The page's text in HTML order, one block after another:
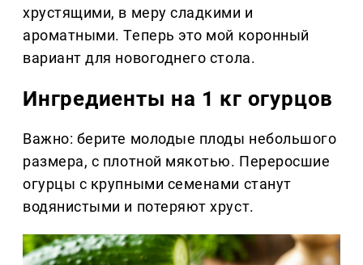
хрустящими, в меру сладкими и
ароматными. Теперь это мой коронный
вариант для новогоднего стола.
Ингредиенты на 1 кг огурцов
Важно: берите молодые плоды небольшого
размера, с плотной мякотью. Переросшие
огурцы с крупными семенами станут
водянистыми и потеряют хруст.